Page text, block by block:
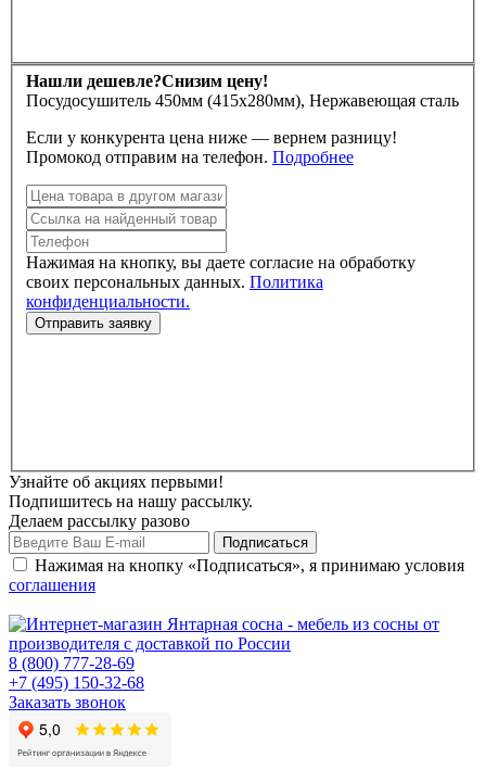
Нашли дешевле?Снизим цену!
Посудосушитель 450мм (415х280мм), Нержавеющая сталь
Если у конкурента цена ниже — вернем разницу!
Промокод отправим на телефон. Подробнее
Нажимая на кнопку, вы даете согласие на обработку
своих персональных данных. Политика
конфиденциальности.
Узнайте об акциях первыми!
Подпишитесь на нашу рассылку.
Делаем рассылку разово
Нажимая на кнопку «Подписаться», я принимаю условия
соглашения
8 (800) 777-28-69
+7 (495) 150-32-68
Заказать звонок